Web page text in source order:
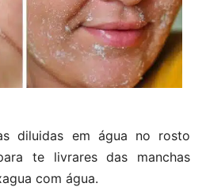
diluidas em água no rosto
te livrares das manchas
com água.